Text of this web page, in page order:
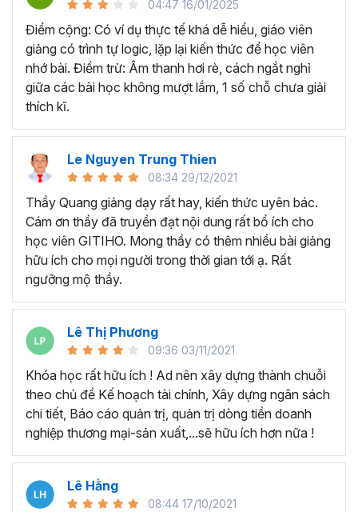
dễ dàng báo cáo tài chính doanh nghiệp trong
thời gian ngắn?
BÁO CÁO TÀI CHÍNH LÀ GÌ?
Báo cáo tài chính là tổng hợp các loại báo cáo về tình
hình tài sản, vốn chủ sở hữu, nợ phải trả, kết quả kinh
doanh của doanh nghiệp hàng quý. Và từ những thông tin
đó, có thể xác định được công ty làm ăn như thế nào, lãi
hay lỗ.
Tuy nhiên, trên thực tế,không có nhiều chủ doanh
nghiệp, sinh viên đúng chuyên ngành đọc và phân
tích được báo cáo tài chính . Thậm chí có những doanh
nghiệp phải bỏ một số tiền lớn để trả cho những chuyên
gia phân tích báo cáo tài chính thuê ngoài.
NHƯ THẾ NÀO?
Phân tích báo cáo tài chính và xây dựng mô hình tài chính
là công cụ giúp cho doanh nghiệp ngày càng bứt phá và
phát triển:
Phân tích báo cáo tài chính giúp doanh nghiệp đánh
giá được
tổng quan tình hình tài chính
quả hoạt động kinh doanhcủa doanh nghiệp. Từ
đó đưa ra những phương hướng và giải pháp để phát
triển doanh nghiệp thật đột phá và bền vững.
04:47 16/01/2025
Điểm cộng: Có ví dụ thực tế khá dễ hiểu, giáo viên
giảng có trình tự logic, lặp lại kiến thức để học viên
nhớ bài. Điểm trừ: Âm thanh hơi rè, cách ngắt nghỉ
giữa các bài học không mượt lắm, 1 số chỗ chưa giải
thích kĩ.
Le Nguyen Trung Thien
08:34 29/12/2021
Thầy Quang giảng dạy rất hay, kiến thức uyên bác.
Cám ơn thầy đã truyền đạt nội dung rất bổ ích cho
học viên GITIHO. Mong thầy có thêm nhiều bài giảng
hữu ích cho mọi người trong thời gian tới ạ. Rất
ngưỡng mộ thầy.
Lê Thị Phương
09:36 03/11/2021
Khóa học rất hữu ích ! Ad nên xây dựng thành chuỗi
theo chủ đề Kế hoạch tài chính, Xây dựng ngân sách
chi tiết, Báo cáo quản trị, quản trị dòng tiền doanh
nghiệp thương mại-sản xuất,...sẽ hữu ích hơn nữa !
Lê Hằng
08:44 17/10/2021